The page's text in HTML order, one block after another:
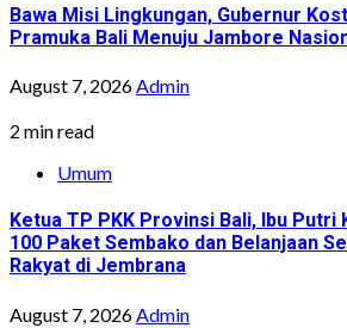
Bawa Misi Lingkungan, Gubernur
Pramuka Bali Menuju Jambore
August 7, 2026Admin
2 min read
Umum
Ketua TP PKK Provinsi Bali, Ibu
100 Paket Sembako dan Belanjaan
Rakyat di Jembrana
August 7, 2026 Admin